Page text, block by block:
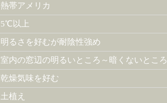
熱帯アメリカ
5℃以上
明るさを好むが耐陰性強め
室内の窓辺の明るいところ～暗くないところ
乾燥気味を好む
土植え